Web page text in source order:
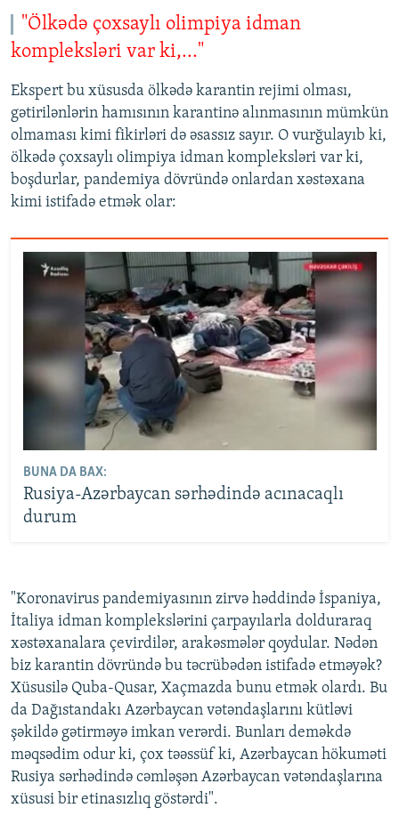
"Ölkədə çoxsaylı olimpiya idman
kompleksləri var ki,..."
Ekspert bu xüsusda ölkədə karantin rejimi olması,
gətirilənlərin hamısının karantinə alınmasının mümkün
olmaması kimi fikirləri də əsassız sayır. O vurğulayıb ki,
ölkədə çoxsaylı olimpiya idman kompleksləri var ki,
boşdurlar, pandemiya dövründə onlardan xəstəxana
kimi istifadə etmək olar:
BUNA DA BAX:
Rusiya-Azərbaycan sərhədində acınacaqlı
durum
"Koronavirus pandemiyasının zirvə həddində İspaniya,
İtaliya idman komplekslərini çarpayılarla dolduraraq
xəstəxanalara çevirdilər, arakəsmələr qoydular. Nədən
biz karantin dövründə bu təcrübədən istifadə etməyək?
Xüsusilə Quba-Qusar, Xaçmazda bunu etmək olardı. Bu
da Dağıstandakı Azərbaycan vətəndaşlarını kütləvi
şəkildə gətirməyə imkan verərdi. Bunları deməkdə
məqsədim odur ki, çox təəssüf ki, Azərbaycan hökuməti
Rusiya sərhədində cəmləşən Azərbaycan vətəndaşlarına
xüsusi bir etinasızlıq göstərdi".